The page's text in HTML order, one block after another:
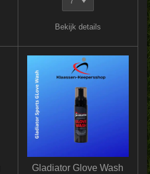
Bekijk details
Gladiator Glove Wash